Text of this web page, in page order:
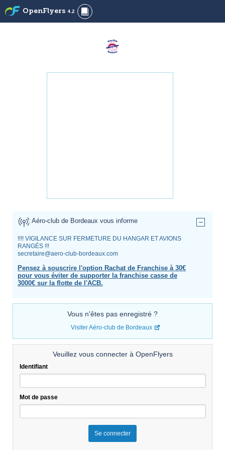
OpenFlyers 4.2
Aéro-club de Bordeaux vous informe
!!!! VIGILANCE SUR FERMETURE DU HANGAR ET AVIONS
RANGÉS !!!
secretaire@aero-club-bordeaux.com
Pensez à souscrire l'option Rachat de Franchise à 30€
pour vous éviter de supporter la franchise casse de
3000€ sur la flotte de l'ACB.
Vous n'êtes pas enregistré ?
Visiter Aéro-club de Bordeaux
Veuillez vous connecter à OpenFlyers
Identifiant
Mot de passe